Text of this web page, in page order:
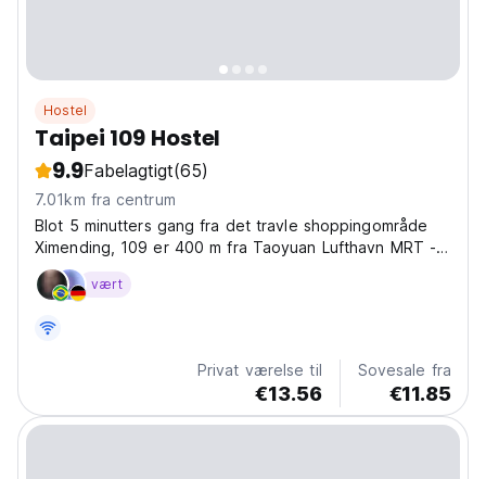
Hostel
Taipei 109 Hostel
9.9Fabelagtigt(65)
7.01km fra centrum
Blot 5 minutters gang fra det travle shoppingområde
Ximending, 109 er 400 m fra Taoyuan Lufthavn MRT -
Taipeis hovedbanegård (afkørsel 7) og 500 m fra
Taipeis busterminal og Taipeis hovedbanegård.
vært
Privat værelse til
€13.56
Sovesale fra
€11.85